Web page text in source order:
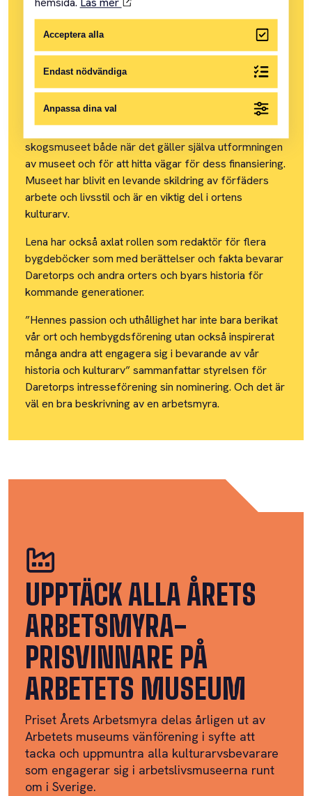
Arbetets museums vänförening har beslutat tilldela
Lena Jonsson, Daretorps intresseförening,
utmärkelsen årets arbetsmyra 2024.
Lena Jonsson har flera årtionden varit en oförtröttlig
drivkraft i Daretorps intresseförening för att föra
föreningen framåt i kulturarvsarbetet. Lena har varit
en stor inspirationskälla när det gäller skapandet av
skogsmuseet både när det gäller själva utformningen
av museet och för att hitta vägar för dess finansiering.
Museet har blivit en levande skildring av förfäders
arbete och livsstil och är en viktig del i ortens
kulturarv.
Lena har också axlat rollen som redaktör för flera
bygdeböcker som med berättelser och fakta bevarar
Daretorps och andra orters och byars historia för
kommande generationer.
”Hennes passion och uthållighet har inte bara berikat
vår ort och hembygdsförening utan också inspirerat
många andra att engagera sig i bevarande av vår
historia och kulturarv” sammanfattar styrelsen för
Daretorps intresseförening sin nominering. Och det är
väl en bra beskrivning av en arbetsmyra.
UPPTÄCK ALLA ÅRETS
ARBETSMYRA-
PRISVINNARE PÅ
ARBETETS MUSEUM
Priset Årets Arbetsmyra delas årligen ut av
Arbetets museums vänförening i syfte att
tacka och uppmuntra alla kulturarvsbevarare
som engagerar sig i arbetslivsmuseerna runt
om i Sverige.
Acceptera alla
Endast nödvändiga
Anpassa dina val